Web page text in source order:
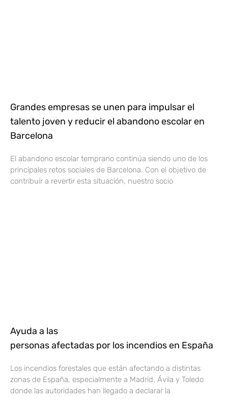
Grandes empresas se unen para impulsar el
talento joven y reducir el abandono escolar en
Barcelona
El abandono escolar temprano continúa siendo uno de los
principales retos sociales de Barcelona. Con el objetivo de
contribuir a revertir esta situación, nuestro socio
Ayuda a las
personas afectadas por los incendios en España
Los incendios forestales que están afectando a distintas
zonas de España, especialmente a Madrid, Ávila y Toledo
donde las autoridades han llegado a declarar la